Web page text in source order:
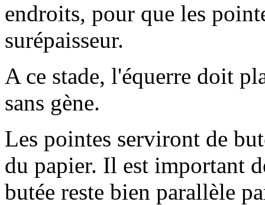
endroits, pour que les
surépaisseur.
A ce stade, l'équerre doit
sans gène.
Les pointes serviront de
du papier. Il est important
butée reste bien parallèle